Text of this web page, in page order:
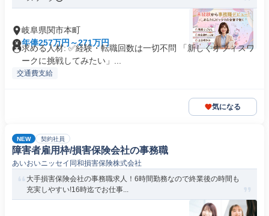
岐阜県関市本町
年俸257万円～271万円
求める人材: ✅経験・転職回数は一切不問 「新しくオフィスワ
ークに挑戦してみたい」...
交通費支給
気になる
NEW 契約社員
障害者雇用枠/損害保険会社の事務職
あいおいニッセイ同和損害保険株式会社
大手損害保険会社の事務職求人！6時間勤務なので終業後の時間も
充実しやすい!16時迄でお仕事...